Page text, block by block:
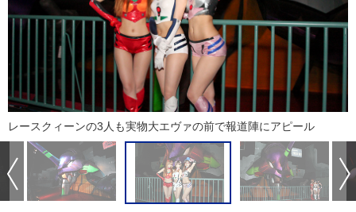
レースクィーンの3人も実物大エヴァの前で報道陣にアピール